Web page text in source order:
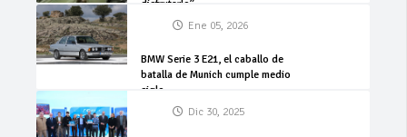
disfrutarlo”
Ene 05, 2026
BMW Serie 3 E21, el caballo de
batalla de Munich cumple medio
siglo
Dic 30, 2025